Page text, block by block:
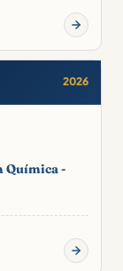
2026
Química -